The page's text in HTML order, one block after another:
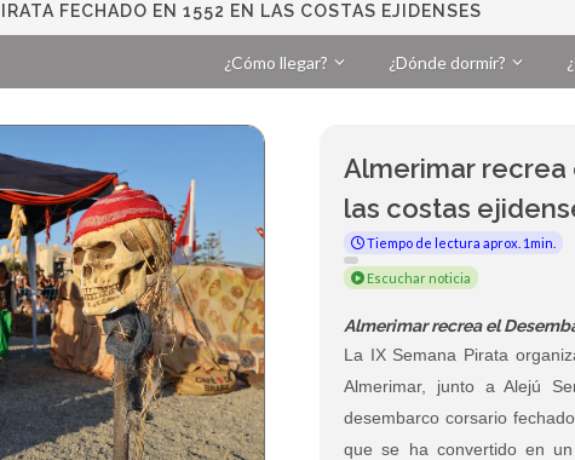
FECHADO EN 1552 EN LAS COSTAS EJIDENSES
¿Cómo llegar? ¿Dónde dormir?
Almerimar recrea
las costas
Tiempo de lectura aprox. 1min.
Escuchar noticia
Almerimar recrea el
La IX Semana Pirata
Almerimar, junto a Alejú
desembarco corsario
que se ha convertido en